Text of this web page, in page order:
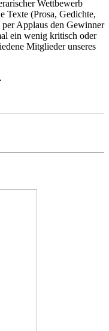
Wettbewerb
Texte (Prosa, Gedichte,
Applaus den Gewinner
ein wenig kritisch oder
Mitglieder unseres